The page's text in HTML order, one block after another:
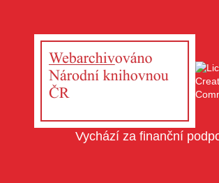
Vychází za finanční